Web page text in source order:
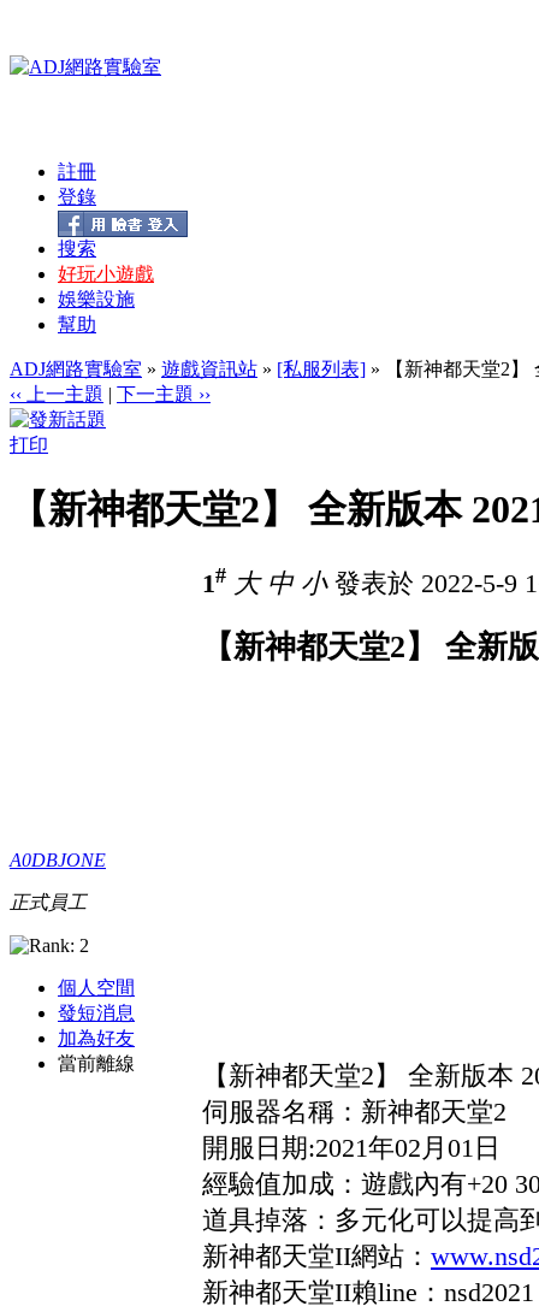
註冊
登錄
搜索
好玩小遊戲
娛樂設施
幫助
ADJ網路實驗室 » 遊戲資訊站 » [私服列表] » 【新神都天堂2】
‹‹ 上一主題 | 下一主題 ››
打印
【新神都天堂2】 全新版本
A0DBJONE
正式員工
個人空間
發短消息
加為好友
當前離線
1# 大 中 小發表於 2022-5-9
【新神都天堂2】 全新
【新神都天堂2】 全新版本
伺服器名稱：新神都天堂2
開服日期:2021年02月01日
經驗值加成：遊戲內有+20
道具掉落：多元化可以提高
新神都天堂II網站：
新神都天堂II賴line：nsd2021